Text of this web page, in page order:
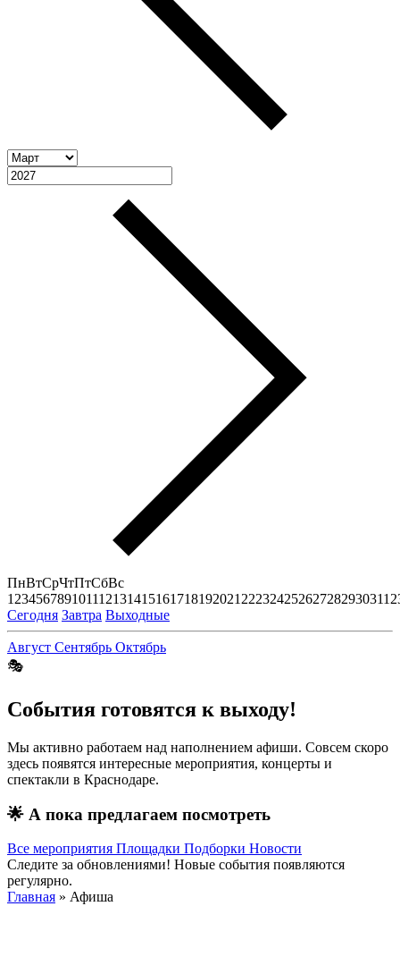
ПнВтСрЧтПтСбВс
1 23456789101112131415161718192021 222324252627282930311 2
Сегодня Завтра Выходные
Август Сентябрь Октябрь
🎭
События готовятся к выходу!
Мы активно работаем над наполнением афиши. Совсем скоро
здесь появятся интересные мероприятия, концерты и
спектакли в Краснодаре.
🌟 А пока предлагаем посмотреть
Все мероприятия Площадки Подборки Новости
Следите за обновлениями! Новые события появляются
регулярно.
Главная » Афиша